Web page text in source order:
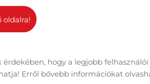
oldalra!
Adatkezelési tájékoztató
hogy a legjobb
Erről bővebb információkat